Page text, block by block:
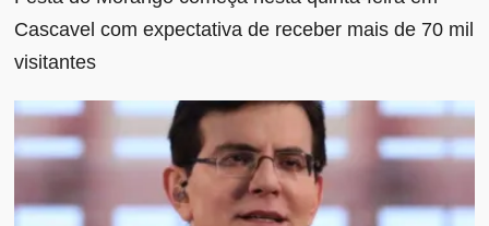
Cascavel com expectativa de receber mais de 70 mil
visitantes